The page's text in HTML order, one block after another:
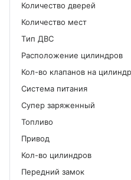
Количество дверей
Количество мест
Tип ДВС
Расположение цилиндров
Кол-во клапанов на цилиндр
Система питания
Cупер заряженный
Топливо
Привод
Кол-во цилиндров
Передний замок